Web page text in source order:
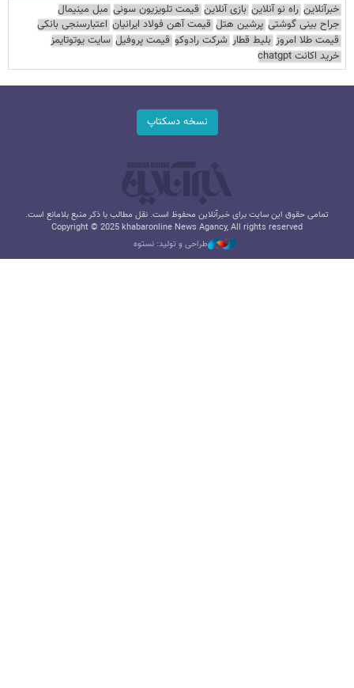
خبرآنلاین راه نو آنلاین بازی آنلاین قیمت تلویزیون سونی مبل مینیمال
جراح بینی گوشتی پرشین هتل قیمت آهن فولاد ایرانیان اعتبارسنجی بانکی
قیمت طلا امروز بلیط قطار شرکت رادوکو قیمت پروفیل سایت یوتوتایمز
خرید اکانت chatgpt
نسخه دسکتاپ
تمامی حقوق این سایت برای خبرآنلاین محفوظ است. نقل مطالب با ذکر منبع بلامانع است.
Copyright © 2025 khabaronline News Agancy, All rights reserved
طراحی و تولید: نستوه